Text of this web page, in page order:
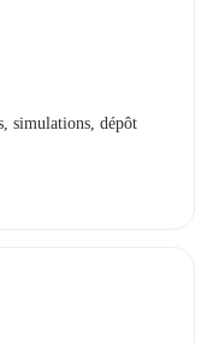
simulations, dépôt